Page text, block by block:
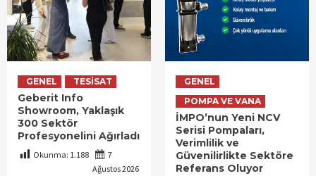
GENEL TESISAT
Geberit Info
Showroom, Yaklaşık
300 Sektör
Profesyonelini Ağırladı
Okunma: 1.188
7
Ağustos 2026
GENEL
POMPA VE VANA
İMPO’nun Yeni NCV
Serisi Pompaları,
Verimlilik ve
Güvenilirlikte Sektöre
Referans Oluyor